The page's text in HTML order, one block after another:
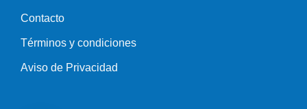
Contacto
Términos y condiciones
Aviso de Privacidad